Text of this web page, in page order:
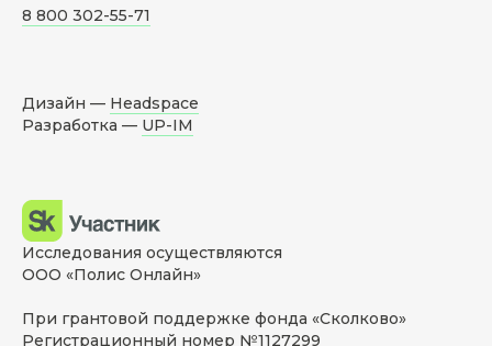
8 800 302-55-71
Дизайн — Headspace
Разработка — UP-IM
Исследования осуществляются
ООО «Полис Онлайн»
При грантовой поддержке фонда «Сколково»
Регистрационный номер №1127299